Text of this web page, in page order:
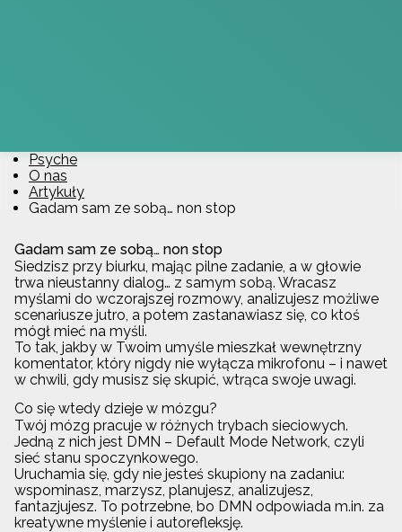
Psyche
O nas
Artykuły
Gadam sam ze sobą… non stop
Gadam sam ze sobą… non stop
Siedzisz przy biurku, mając pilne zadanie, a w głowie
trwa nieustanny dialog… z samym sobą. Wracasz
myślami do wczorajszej rozmowy, analizujesz możliwe
scenariusze jutro, a potem zastanawiasz się, co ktoś
mógł mieć na myśli.
To tak, jakby w Twoim umyśle mieszkał wewnętrzny
komentator, który nigdy nie wyłącza mikrofonu – i nawet
w chwili, gdy musisz się skupić, wtrąca swoje uwagi.
Co się wtedy dzieje w mózgu?
Twój mózg pracuje w różnych trybach sieciowych.
Jedną z nich jest DMN – Default Mode Network, czyli
sieć stanu spoczynkowego.
Uruchamia się, gdy nie jesteś skupiony na zadaniu:
wspominasz, marzysz, planujesz, analizujesz,
fantazjujesz. To potrzebne, bo DMN odpowiada m.in. za
kreatywne myślenie i autorefleksję.